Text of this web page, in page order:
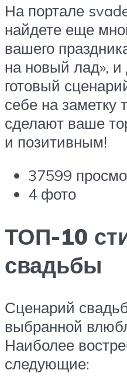
На портале
найдете еще
вашего
на новый лад»,
готовый
себе на заметку
сделают ваше
и позитивным!
37599
4 фото
ТОП-10
свадьбы
Сценарий
выбранной
Наиболее
следующие: